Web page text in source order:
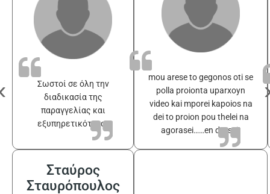
Σωστοί σε όλη την
διαδικασία της
παραγγελίας και
εξυπηρετικότατοι
mou arese to gegonos oti se
polla proionta uparxoyn
video kai mporei kapoios na
dei to proion pou thelei na
agorasei……en drasei!
Σταύρος
Σταυρόπουλος